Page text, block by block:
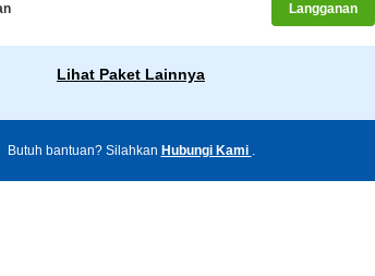
Langganan
Lihat Paket Lainnya
Butuh bantuan? Silahkan Hubungi Kami .